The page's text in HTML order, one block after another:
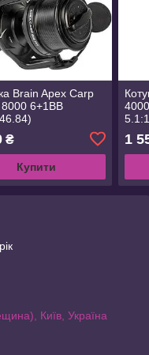
Brain Apex Carp
6+1BB
₴
Купити
1
Київ, Україна